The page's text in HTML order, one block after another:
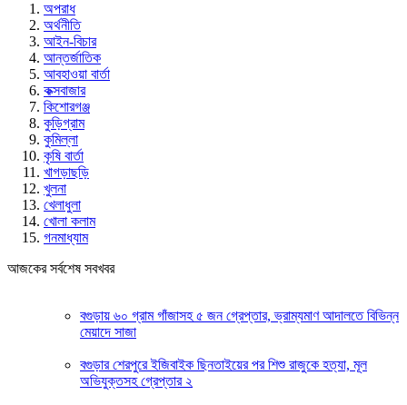
অপরাধ
অর্থনীতি
আইন-বিচার
আন্তর্জাতিক
আবহাওয়া বার্তা
কক্সবাজার
কিশোরগঞ্জ
কুড়িগ্রাম
কুমিল্লা
কৃষি বার্তা
খাগড়াছড়ি
খুলনা
খেলাধুলা
খোলা কলাম
গনমাধ্যাম
আজকের সর্বশেষ সবখবর
বগুড়ায় ৬০ গ্রাম গাঁজাসহ ৫ জন গ্রেপ্তার, ভ্রাম্যমাণ আদালতে বিভিন্ন
মেয়াদে সাজা
বগুড়ার শেরপুরে ইজিবাইক ছিনতাইয়ের পর শিশু রাজুকে হত্যা, মূল
অভিযুক্তসহ গ্রেপ্তার ২